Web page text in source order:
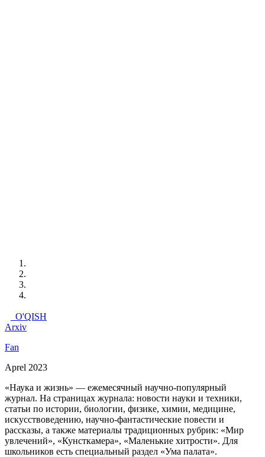
O'QISH
Arxiv
Fan
Aprel 2023
«Наука и жизнь» — ежемесячный научно-популярный
журнал. На страницах журнала: новости науки и техники,
статьи по истории, биологии, физике, химии, медицине,
искусствоведению, научно-фантастические повести и
рассказы, а также материалы традиционных рубрик: «Мир
увлечений», «Кунсткамера», «Маленькие хитрости». Для
школьников есть специальный раздел «Ума палата».